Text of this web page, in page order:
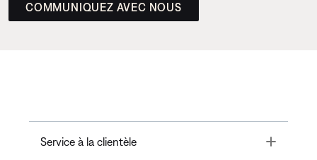
COMMUNIQUEZ AVEC NOUS
Service à la clientèle Toggle